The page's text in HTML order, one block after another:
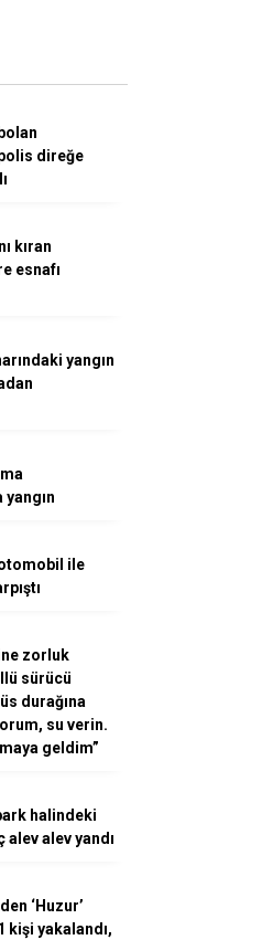
direğe
kıran
esnafı
yangın
ile
zorluk
sürücü
durağına
su verin.
geldim”
halindeki
alev yandı
‘Huzur’
kişi yakalandı,